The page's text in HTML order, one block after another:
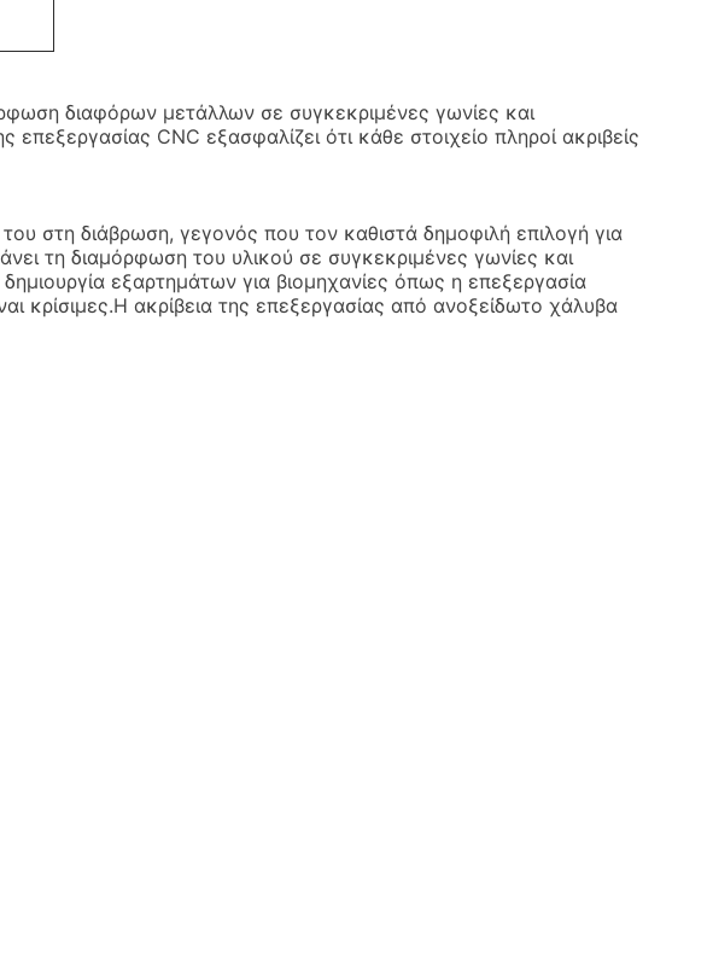
διαφόρων μετάλλων σε συγκεκριμένες γωνίες και
CNC εξασφαλίζει ότι κάθε στοιχείο πληροί ακριβείς
στη διάβρωση, γεγονός που τον καθιστά δημοφιλή επιλογή για
τη διαμόρφωση του υλικού σε συγκεκριμένες γωνίες και
δημιουργία εξαρτημάτων για βιομηχανίες όπως η επεξεργασία
κρίσιμες.Η ακρίβεια της επεξεργασίας από ανοξείδωτο χάλυβα